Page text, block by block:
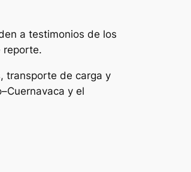
a testimonios de los
reporte.
transporte de carga y
y el